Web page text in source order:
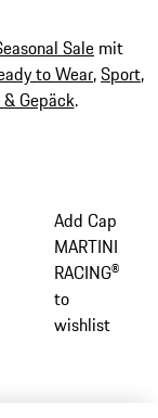
Sale mit
to Wear,Sport,
Gepäck.
Add Cap
MARTINI
RACING®
to
wishlist